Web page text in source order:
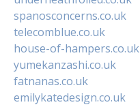
spanosconcerns.co.uk
telecomblue.co.uk
house-of-hampers.co.uk
yumekanzashi.co.uk
fatnanas.co.uk
emilykatedesign.co.uk